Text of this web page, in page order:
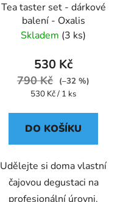
Tea taster set - dárkové
balení - Oxalis
Skladem (3 ks)
530 Kč
790 Kč
(–32 %)
Měrná
530 Kč / 1 ks
DO KOŠÍKU
Udělejte si doma vlastní
čajovou degustaci na
profesionální úrovni.